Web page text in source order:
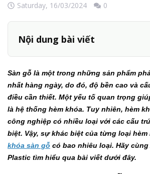
Saturday, 16/03/2024 0
Nội dung bài viết
Sàn gỗ là một trong những sản phẩm
nhất hàng ngày, do đó, độ bền cao và
điều cần thiết. Một yếu tố quan trọng
là hệ thống hèm khóa. Tuy nhiên, hèm
công nghiệp có nhiều loại với các cấu
biệt. Vậy, sự khác biệt của từng loại hèm
khóa sàn gỗ có bao nhiêu loại. Hãy
Plastic tìm hiểu qua bài viết dưới đây.